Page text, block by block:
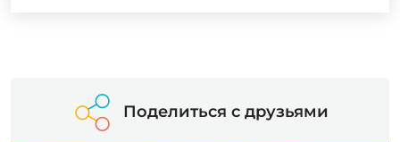
Поделиться с друзьями